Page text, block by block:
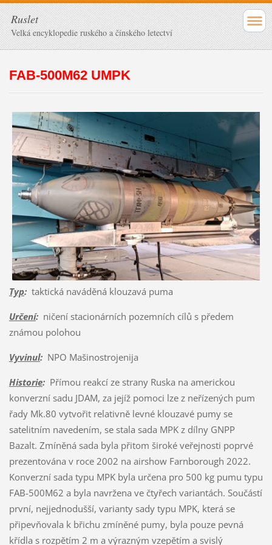
Ruslet
Velká encyklopedie ruského a čínského letectví
FAB-500M62 UMPK
Typ:taktická naváděná klouzavá puma
Určení:ničení stacionárních pozemních cílů s předem
známou polohou
Vyvinul:NPO Mašinostrojenija
Historie:Přímou reakcí ze strany Ruska na americkou
konverzní sadu JDAM, za jejíž pomoci lze z neřízených pum
řady Mk.80 vytvořit relativně levné klouzavé pumy se
satelitním navedením, se stala sada MPK z dílny GNPP
Bazalt. Zmíněná sada byla přitom široké veřejnosti poprvé
prezentována v roce 2002 na airshow Farnborough 2022.
Konverzní sada typu MPK byla určena pro 500 kg pumu typu
FAB-500M62 a byla navržena ve čtyřech variantách. Součástí
první, nejjednodušší, varianty sady typu MPK, která se
připevňovala k břichu zmíněné pumy, byla pouze pevná
křídla s rozpětím 2 m a výrazným vzepětím a svislý